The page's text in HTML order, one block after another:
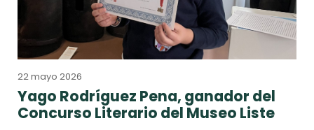
22 mayo 2026
Yago Rodríguez Pena, ganador del
Concurso Literario del Museo Liste